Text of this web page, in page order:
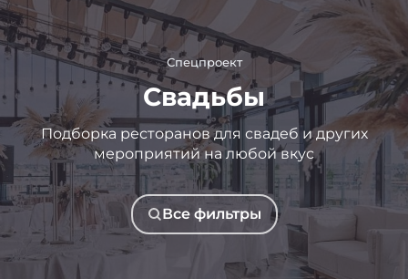
Спецпроект
Свадьбы
Подборка ресторанов для свадеб и других
мероприятий на любой вкус
Все фильтры